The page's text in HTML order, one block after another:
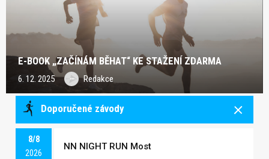
E-BOOK „ZAČÍNÁM BĚHAT“ KE STAŽENÍ ZDARMA
6. 12. 2025 Redakce
Doporučené závody
8/8
2026
NN NIGHT RUN Most